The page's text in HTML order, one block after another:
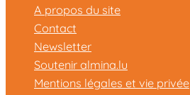
A propos du site
Contact
Newsletter
Soutenir almina.lu
Mentions légales et vie privée